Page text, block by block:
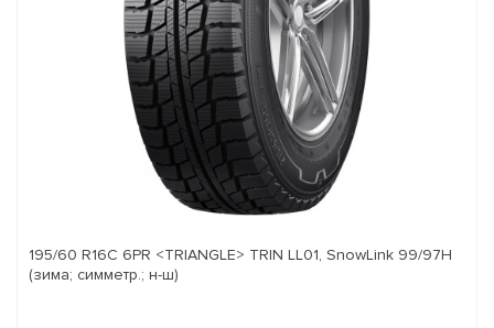
195/60 R16C 6PR <TRIANGLE> TRIN LL01, SnowLink 99/97H
(зима; симметр.; н-ш)